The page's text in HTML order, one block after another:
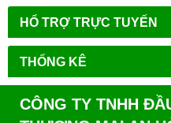
HỔ TRỢ TRỰC TUYẾN
THỐNG KÊ
CÔNG TY TNHH